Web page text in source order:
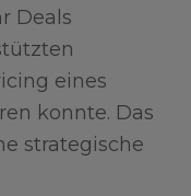
Deals
eines
konnte. Das
strategische